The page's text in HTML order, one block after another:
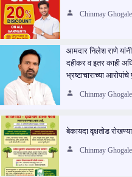
Chinmay Ghogale
आमदार निलेश राणे
दहीकर व इतर काही
भ्रष्टाचाराच्या
Chinmay Ghogale
बेकायदा वृक्षतोड
Chinmay Ghogale